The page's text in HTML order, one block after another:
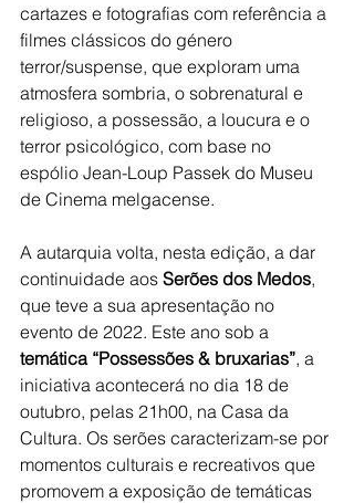
cartazes e fotografias com referência a
filmes clássicos do género
terror/suspense, que exploram uma
atmosfera sombria, o sobrenatural e
religioso, a possessão, a loucura e o
terror psicológico, com base no
espólio Jean-Loup Passek do Museu
de Cinema melgacense.
A autarquia volta, nesta edição, a dar
continuidade aos Serões dos Medos,
que teve a sua apresentação no
evento de 2022. Este ano sob a
temática “Possessões & bruxarias”, a
iniciativa acontecerá no dia 18 de
outubro, pelas 21h00, na Casa da
Cultura. Os serões caracterizam-se por
momentos culturais e recreativos que
promovem a exposição de temáticas